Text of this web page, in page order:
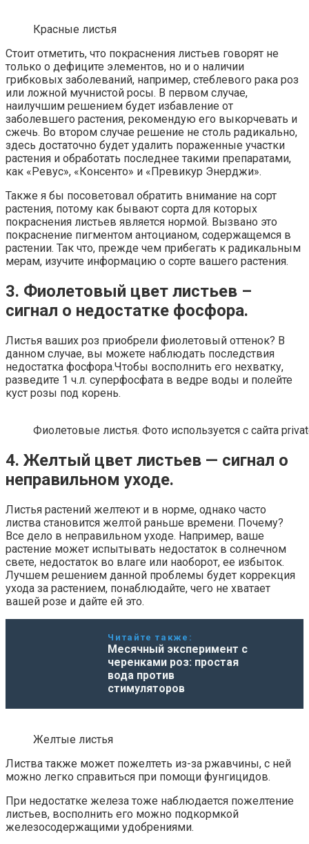
Красные листья
Стоит отметить, что покраснения листьев говорят не
только о дефиците элементов, но и о наличии
грибковых заболеваний, например, стеблевого рака роз
или ложной мучнистой росы. В первом случае,
наилучшим решением будет избавление от
заболевшего растения, рекомендую его выкорчевать и
сжечь. Во втором случае решение не столь радикально,
здесь достаточно будет удалить пораженные участки
растения и обработать последнее такими препаратами,
как «Ревус», «Консенто» и «Превикур Энерджи».
Также я бы посоветовал обратить внимание на сорт
растения, потому как бывают сорта для которых
покраснения листьев является нормой. Вызвано это
покраснение пигментом антоцианом, содержащемся в
растении. Так что, прежде чем прибегать к радикальным
мерам, изучите информацию о сорте вашего растения.
3. Фиолетовый цвет листьев –
сигнал о недостатке фосфора.
Листья ваших роз приобрели фиолетовый оттенок? В
данном случае, вы можете наблюдать последствия
недостатка фосфора.Чтобы восполнить его нехватку,
разведите 1 ч.л. суперфосфата в ведре воды и полейте
куст розы под корень.
Фиолетовые листья. Фото используется с сайта
4. Желтый цвет листьев — сигнал о
неправильном уходе.
Листья растений желтеют и в норме, однако часто
листва становится желтой раньше времени. Почему?
Все дело в неправильном уходе. Например, ваше
растение может испытывать недостаток в солнечном
свете, недостаток во влаге или наоборот, ее избыток.
Лучшем решением данной проблемы будет коррекция
ухода за растением, понаблюдайте, чего не хватает
вашей розе и дайте ей это.
Читайте также:
Месячный эксперимент с
черенками роз: простая
вода против
стимуляторов
Желтые листья
Листва также может пожелтеть из-за ржавчины, с ней
можно легко справиться при помощи фунгицидов.
При недостатке железа тоже наблюдается пожелтение
листьев, восполнить его можно подкормкой
железосодержащими удобрениями.